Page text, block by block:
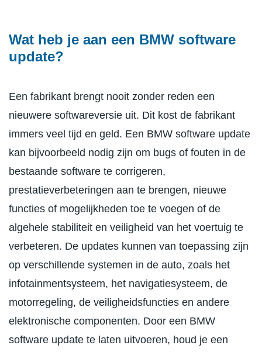
Wat heb je aan een BMW software
update?
Een fabrikant brengt nooit zonder reden een
nieuwere softwareversie uit. Dit kost de fabrikant
immers veel tijd en geld. Een BMW software update
kan bijvoorbeeld nodig zijn om bugs of fouten in de
bestaande software te corrigeren,
prestatieverbeteringen aan te brengen, nieuwe
functies of mogelijkheden toe te voegen of de
algehele stabiliteit en veiligheid van het voertuig te
verbeteren. De updates kunnen van toepassing zijn
op verschillende systemen in de auto, zoals het
infotainmentsysteem, het navigatiesysteem, de
motorregeling, de veiligheidsfuncties en andere
elektronische componenten. Door een BMW
software update te laten uitvoeren, houd je een